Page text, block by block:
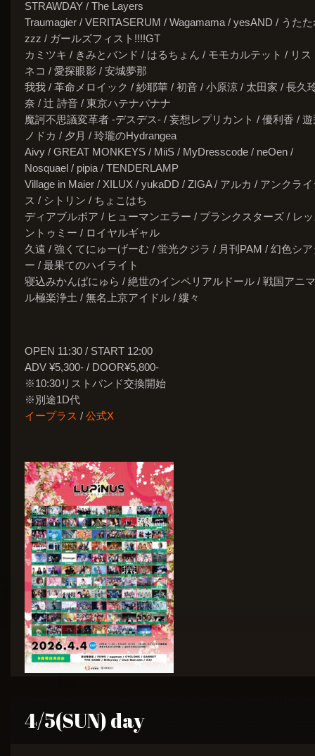
STRAWDAY / The Layers
Traumagier / VERITASERUM / Wagamama / yesAND / うたた
zzz / ガールズフィスト!!!!GT
カミツキ / きみとバンド / はるちょん / モモカルテット / リス
ネコ / 愛探眼影 / 安城夢那
我我 / 革命メロイック / 紗耶華 / 初音 / 小原涼 / 太田家 / 長久
奈 / 辻 詩音 / 東京ハテナバナナ
魔訶不思議変革者 -デスデス- / 妄想レプリカント / 優利香 / 遊
ノドカ / 夕月 / 玲瓏のHydrangea
Aivy / GREAT MONKEYS / MiiS / MyDresscode / neOen /
Nosquael / pipia / TENDERLAMP
Village in Maier / XILUX / yukaDD / ZIGA / アルカ / アンクライ
ス / シトリン / ちょこはち
ディアブルボア / ヒューマンエラー / プランクスターズ / レ
ントゥミー / ロイヤルギャル
久遠 / 強くてにゅーげーむ / 蛍光クジラ / 月刊PAM / 幻色シア
ー / 最果てのハイライト
寝込みかんぱにゅら / 絶世のインペリアルドール / 戦国アニマ
ル極楽浄土 / 無名上京アイドル / 縷々
OPEN 11:30 / START 12:00
ADV ¥5,300- / DOOR¥5,800-
※10:30リストバンド交換開始
※別途1D代
イープラス / 公式X
4/5(SUN) day